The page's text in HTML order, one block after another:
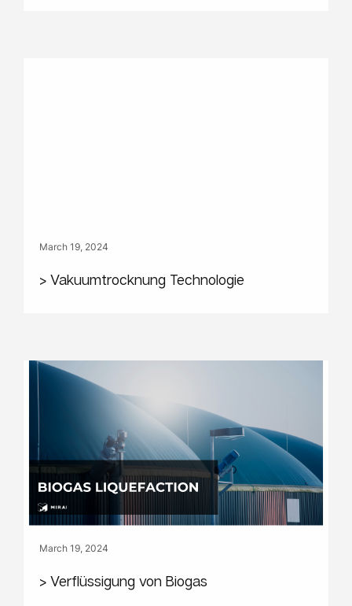
March 19, 2024
> Vakuumtrocknung Technologie
March 19, 2024
> Verflüssigung von Biogas